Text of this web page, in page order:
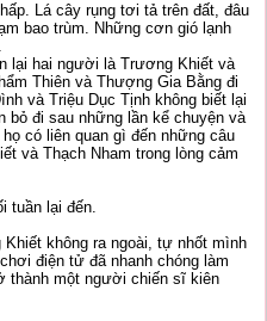
Lá cây rụng tơi tả trên đất, đâu
bao trùm. Những cơn gió lạnh
lại hai người là Trương Khiết và
Thiên và Thượng Gia Bằng đi
và Triệu Dục Tịnh không biết lại
bỏ đi sau những lần kể chuyện và
có liên quan gì đến những câu
và Thạch Nham trong lòng cảm
tuần lại đến.
không ra ngoài, tự nhốt mình
điện tử đã nhanh chóng làm
thành một người chiến sĩ kiên